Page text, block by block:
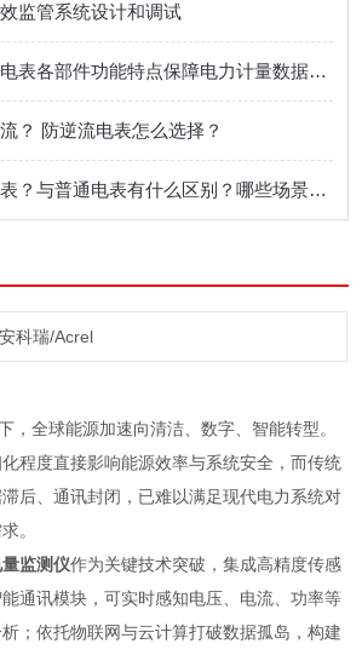
监管系统设计和调试
明晰分时段计量电表各部件功能特点保障电力计量数据准确合规
？ 防逆流电表怎么选择？
什么是防逆流电表？与普通电表有什么区别？哪些场景会用到防逆流电表？
安科瑞/Acrel
，全球能源加速向清洁、数字、智能转型。
程度直接影响能源效率与系统安全，而传统
后、通讯封闭，已难以满足现代电力系统对
。
监测仪作为关键技术突破，集成高精度传感
通讯模块，可实时感知电压、电流、功率等
；依托物联网与云计算打破数据孤岛，构建